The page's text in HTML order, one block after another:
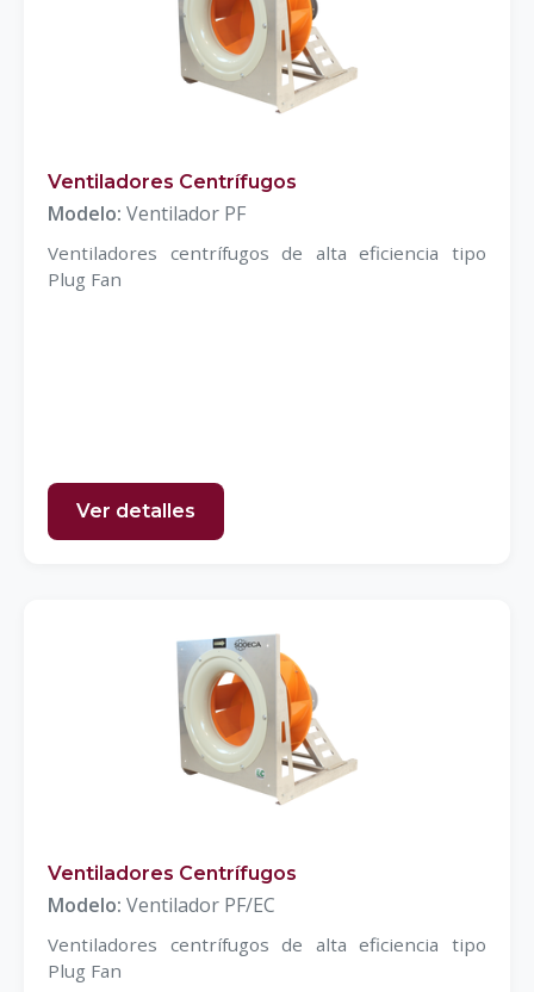
Ventiladores Centrífugos
Modelo: Ventilador PF
Ventiladores centrífugos de alta eficiencia tipo
Plug Fan
Ver detalles
Ventiladores Centrífugos
Modelo: Ventilador PF/EC
Ventiladores centrífugos de alta eficiencia tipo
Plug Fan